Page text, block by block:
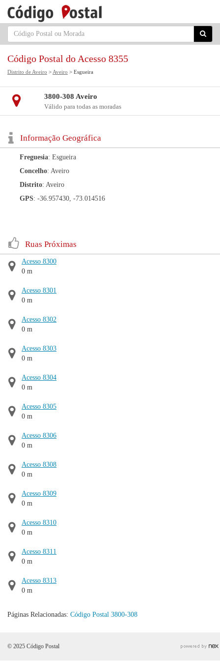
Código Postal do Acesso 8355
Distrito de Aveiro > Aveiro > Esgueira
3800-308 Aveiro
Válido para todas as moradas
Informação Geográfica
Freguesia: Esgueira
Concelho: Aveiro
Distrito: Aveiro
GPS: -36.957430, -73.014516
Ruas Próximas
Acesso 8300
0 m
Acesso 8301
0 m
Acesso 8302
0 m
Acesso 8303
0 m
Acesso 8304
0 m
Acesso 8305
0 m
Acesso 8306
0 m
Acesso 8308
0 m
Acesso 8309
0 m
Acesso 8310
0 m
Acesso 8311
0 m
Acesso 8313
0 m
Páginas Relacionadas: Código Postal 3800-308
© 2025 Código Postal